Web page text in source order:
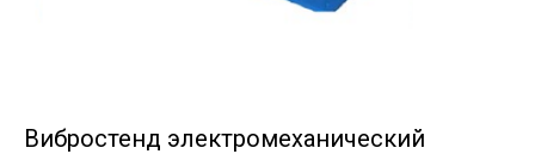
Вибростенд электромеханический